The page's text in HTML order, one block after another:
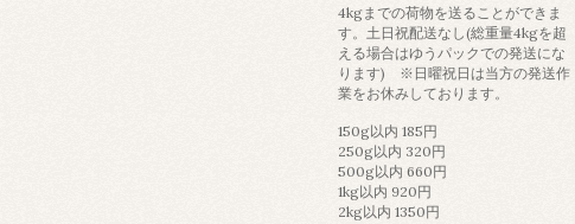
4kgまでの荷物を送ることができま
す。土日祝配送なし(総重量4kgを超
える場合はゆうパックでの発送にな
ります) ※日曜祝日は当方の発送作
業をお休みしております。
150g以内 185円
250g以内 320円
500g以内 660円
1kg以内 920円
2kg以内 1350円